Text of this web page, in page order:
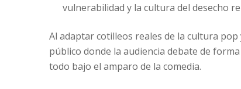
vulnerabilidad y la cultura del desecho
Al adaptar cotilleos reales de la cultura
público donde la audiencia debate de
todo bajo el amparo de la comedia.